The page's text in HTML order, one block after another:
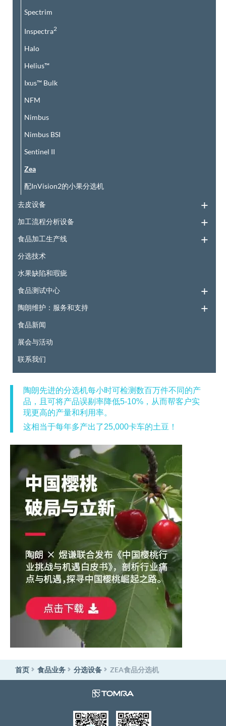
Spectrim
Inspectra2
Halo
Helius™
Ixus™ Bulk
NFM
Nimbus
Nimbus BSI
Sentinel II
Zea
配InVision2的小果分选机
去皮设备
加工流程分析设备
食品加工生产线
分选技术
水果缺陷和瑕疵
食品测试中心
陶朗维护：服务和支持
食品新闻
展会与活动
联系我们
陶朗先进的分选机每小时可检测数百万件不同的产
品，且可将产品误剔率降低5-10%，从而帮客户实
现更高的产量和利用率。
这相当于每年多产出了25,000卡车的土豆！
首页 食品业务 分选设备 ZEA食品分选机